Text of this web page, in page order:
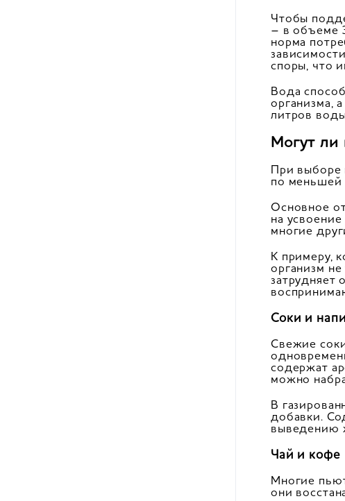
Чтобы
– в объеме
норма
споры, что
Вода
организма,
литров
Могут ли
При выборе
по меньшей
Основное
на
многие
К примеру,
организм
затрудняет
Соки и
Свежие
содержат
можно
В
добавки.
выведению
Чай и кофе
Многие
они